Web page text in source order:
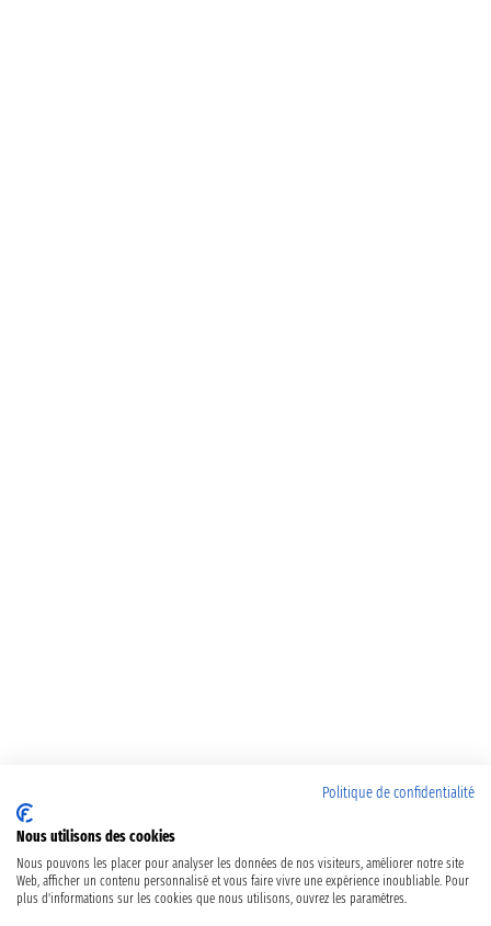
Politique de confidentialité
Nous utilisons des cookies
Nous pouvons les placer pour analyser les données de nos visiteurs, améliorer notre site
Web, afficher un contenu personnalisé et vous faire vivre une expérience inoubliable. Pour
plus d'informations sur les cookies que nous utilisons, ouvrez les paramètres.